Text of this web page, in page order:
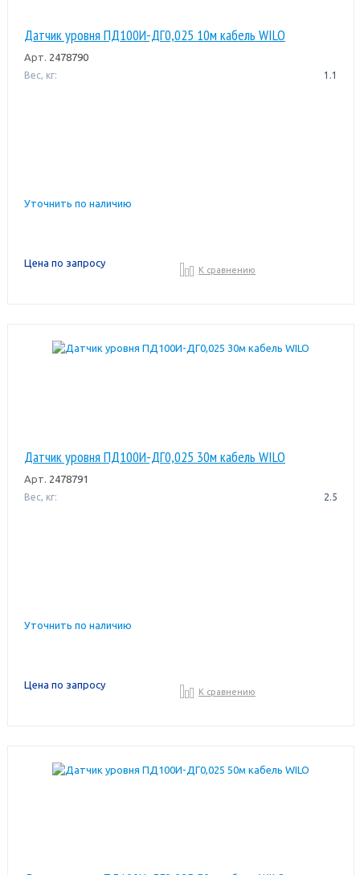
Датчик уровня ПД100И-ДГ0,025 10м кабель WILO
Арт. 2478790
Вес, кг: 1.1
Уточнить по наличию
Цена по запросу
К сравнению
Датчик уровня ПД100И-ДГ0,025 30м кабель WILO
Арт. 2478791
Вес, кг: 2.5
Уточнить по наличию
Цена по запросу
К сравнению